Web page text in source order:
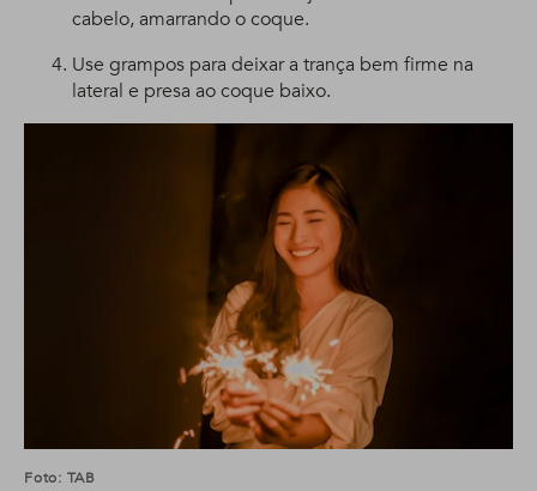
cabelo, amarrando o coque.
Use grampos para deixar a trança bem firme na
lateral e presa ao coque baixo.
Foto: TAB